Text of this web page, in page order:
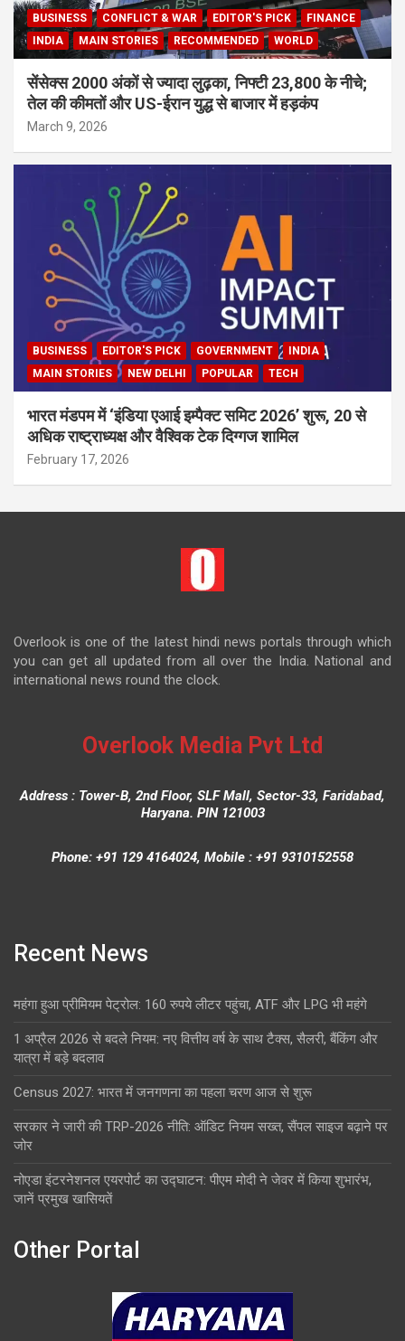
BUSINESS CONFLICT & WAR EDITOR'S PICK
FINANCE
INDIA
MAIN STORIES RECOMMENDED WORLD
सेंसेक्स 2000 अंकों से ज्यादा लुढ़का, निफ्टी 23,800 के नीचे;
तेल की कीमतों और US-ईरान युद्ध से बाजार में हड़कंप
March 9, 2026
BUSINESS EDITOR'S PICK GOVERNMENT
INDIA
MAIN STORIES
NEW DELHI POPULAR TECH
भारत मंडपम में ‘इंडिया एआई इम्पैक्ट समिट 2026’ शुरू, 20 से
अधिक राष्ट्राध्यक्ष और वैश्विक टेक दिग्गज शामिल
February 17, 2026
Overlook is one of the latest hindi news portals through which
you can get all updated from all over the India. National and
international news round the clock.
Overlook Media Pvt Ltd
Address : Tower-B, 2nd Floor, SLF Mall, Sector-33, Faridabad,
Haryana. PIN 121003
Phone: +91 129 4164024, Mobile : +91 9310152558
Recent News
महंगा हुआ प्रीमियम पेट्रोल: 160 रुपये लीटर पहुंचा, ATF और LPG भी महंगे
1 अप्रैल 2026 से बदले नियम: नए वित्तीय वर्ष के साथ टैक्स, सैलरी, बैंकिंग और
यात्रा में बड़े बदलाव
Census 2027: भारत में जनगणना का पहला चरण आज से शुरू
सरकार ने जारी की TRP-2026 नीति: ऑडिट नियम सख्त, सैंपल साइज बढ़ाने पर
जोर
नोएडा इंटरनेशनल एयरपोर्ट का उद्घाटन: पीएम मोदी ने जेवर में किया शुभारंभ,
जानें प्रमुख खासियतें
Other Portal